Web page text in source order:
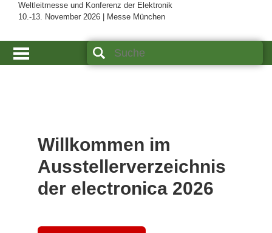
Weltleitmesse und Konferenz der Elektronik
10.-13. November 2026 | Messe München
Willkommen im
Ausstellerverzeichnis
der electronica 2026